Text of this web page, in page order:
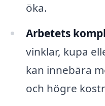
öka.
Arbetets
vinklar, kupa
kan innebära
och högre